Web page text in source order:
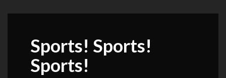
Sports! Sports!
Sports!